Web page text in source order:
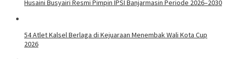
Husaini Busyairi Resmi Pimpin IPSI Banjarmasin Periode 2026–2030
54 Atlet Kalsel Berlaga di Kejuaraan Menembak Wali Kota Cup
2026